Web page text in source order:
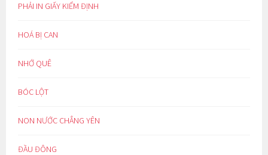
PHẢI IN GIẤY KIỂM ĐỊNH
HOÁ BỊ CAN
NHỚ QUÊ
BÓC LỘT
NON NƯỚC CHẲNG YÊN
ĐẦU ĐÔNG